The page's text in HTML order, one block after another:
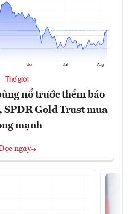
Thế giới
nổ trước thềm báo
SPDR Gold Trust mua
mạnh
ngay